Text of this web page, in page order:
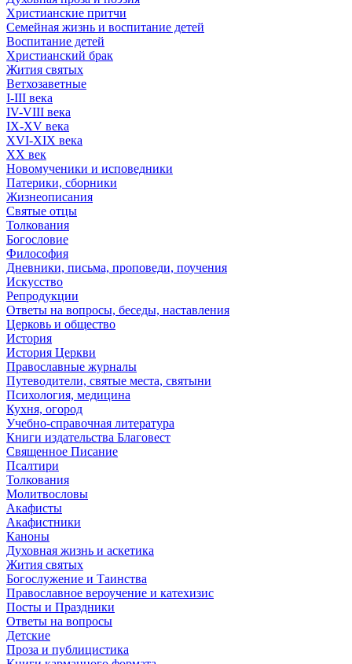
Христианские притчи
Семейная жизнь и воспитание детей
Воспитание детей
Христианский брак
Жития святых
Ветхозаветные
I-III века
IV-VIII века
IX-XV века
XVI-XIX века
XX век
Новомученики и исповедники
Патерики, сборники
Жизнеописания
Святые отцы
Толкования
Богословие
Философия
Дневники, письма, проповеди, поучения
Искусство
Репродукции
Ответы на вопросы, беседы, наставления
Церковь и общество
История
История Церкви
Православные журналы
Путеводители, святые места, святыни
Психология, медицина
Кухня, огород
Учебно-справочная литература
Книги издательства Благовест
Священное Писание
Псалтири
Толкования
Молитвословы
Акафисты
Акафистники
Каноны
Духовная жизнь и аскетика
Жития святых
Богослужение и Таинства
Православное вероучение и катехизис
Посты и Праздники
Ответы на вопросы
Детские
Проза и публицистика